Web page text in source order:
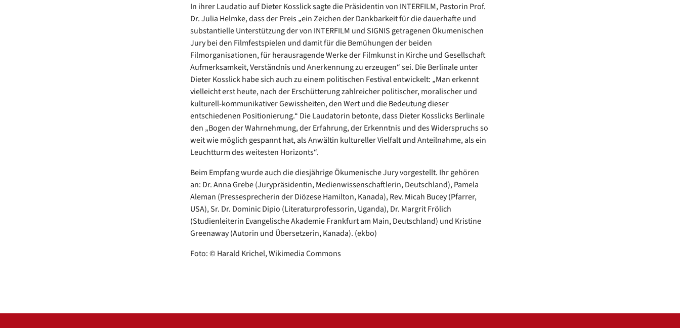
In ihrer Laudatio auf Dieter Kosslick sagte die Präsidentin von INTERFILM, Pastorin Prof.
Dr. Julia Helmke, dass der Preis „ein Zeichen der Dankbarkeit für die dauerhafte und
substantielle Unterstützung der von INTERFILM und SIGNIS getragenen Ökumenischen
Jury bei den Filmfestspielen und damit für die Bemühungen der beiden
Filmorganisationen, für herausragende Werke der Filmkunst in Kirche und Gesellschaft
Aufmerksamkeit, Verständnis und Anerkennung zu erzeugen“ sei. Die Berlinale unter
Dieter Kosslick habe sich auch zu einem politischen Festival entwickelt: „Man erkennt
vielleicht erst heute, nach der Erschütterung zahlreicher politischer, moralischer und
kulturell-kommunikativer Gewissheiten, den Wert und die Bedeutung dieser
entschiedenen Positionierung.“ Die Laudatorin betonte, dass Dieter Kosslicks Berlinale
den „Bogen der Wahrnehmung, der Erfahrung, der Erkenntnis und des Widerspruchs so
weit wie möglich gespannt hat, als Anwältin kultureller Vielfalt und Anteilnahme, als ein
Leuchtturm des weitesten Horizonts“.
Beim Empfang wurde auch die diesjährige Ökumenische Jury vorgestellt. Ihr gehören
an: Dr. Anna Grebe (Jurypräsidentin, Medienwissenschaftlerin, Deutschland), Pamela
Aleman (Pressesprecherin der Diözese Hamilton, Kanada), Rev. Micah Bucey (Pfarrer,
USA), Sr. Dr. Dominic Dipio (Literaturprofessorin, Uganda), Dr. Margrit Frölich
(Studienleiterin Evangelische Akademie Frankfurt am Main, Deutschland) und Kristine
Greenaway (Autorin und Übersetzerin, Kanada). (ekbo)
Foto: © Harald Krichel, Wikimedia Commons